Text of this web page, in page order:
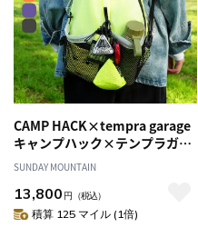
CAMP HACK×tempra garage
キャンプハック×テンプラガレ
ージ オサンポナップサック2
SUNDAY MOUNTAIN
13,800 円 （税込）
積算 125 マイル (1倍)